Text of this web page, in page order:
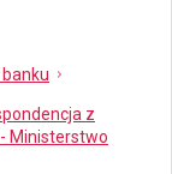
z
Ministerstwo